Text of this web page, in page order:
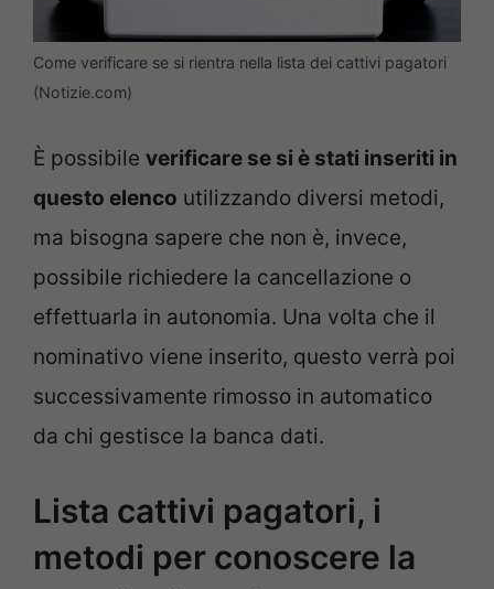
Come verificare se si rientra nella lista dei cattivi pagatori
(Notizie.com)
È possibile verificare se si è stati inseriti in
questo elenco utilizzando diversi metodi,
ma bisogna sapere che non è, invece,
possibile richiedere la cancellazione o
effettuarla in autonomia. Una volta che il
nominativo viene inserito, questo verrà poi
successivamente rimosso in automatico
da chi gestisce la banca dati.
Lista cattivi pagatori, i
metodi per conoscere la